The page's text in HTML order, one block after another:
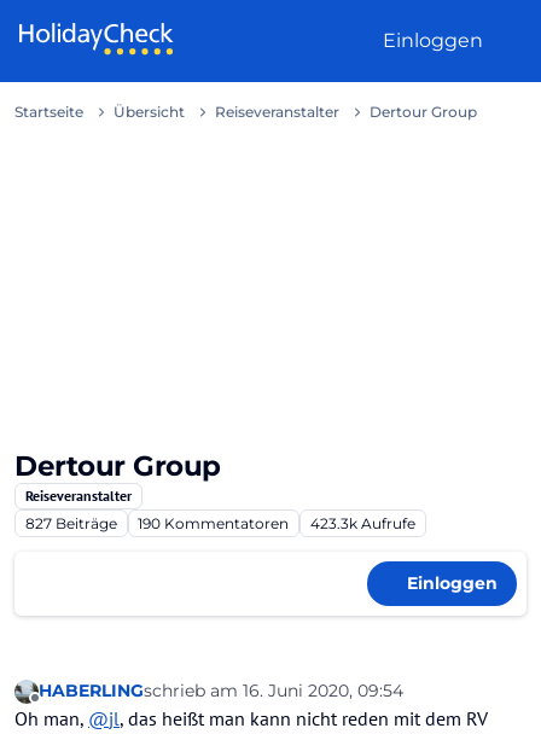
Einloggen
Startseite Übersicht Reiseveranstalter Dertour Group
Dertour Group
Reiseveranstalter
827 Beiträge 190 Kommentatoren 423.3k Aufrufe
Einloggen
Offline
HABERLINGschrieb am 16. Juni 2020, 09:54
zuletzt editiert von
Oh man, @jl, das heißt man kann nicht reden mit dem RV